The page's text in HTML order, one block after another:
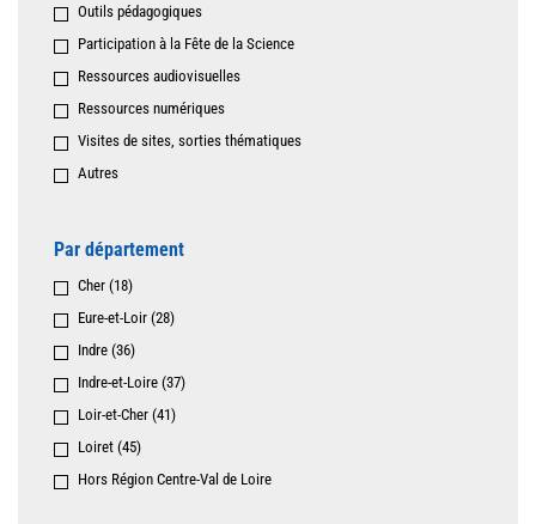
Outils pédagogiques
Participation à la Fête de la Science
Ressources audiovisuelles
Ressources numériques
Visites de sites, sorties thématiques
Autres
Par département
Cher (18)
Eure-et-Loir (28)
Indre (36)
Indre-et-Loire (37)
Loir-et-Cher (41)
Loiret (45)
Hors Région Centre-Val de Loire